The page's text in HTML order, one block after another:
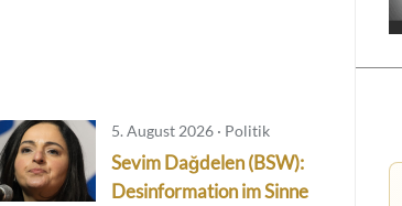
5. August 2026 · Politik
Sevim Dağdelen (BSW):
Desinformation im Sinne